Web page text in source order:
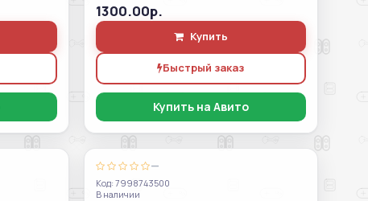
1300.00р.
Купить
Быстрый заказ
Купить на Авито
—
Код: 7998743500
В наличии